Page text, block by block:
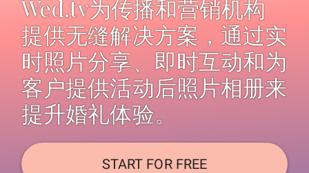
Wed.tv为传播和营销机构
提供无缝解决方案，通过实
时照片分享、即时互动和为
客户提供活动后照片相册来
提升婚礼体验。
START FOR FREE